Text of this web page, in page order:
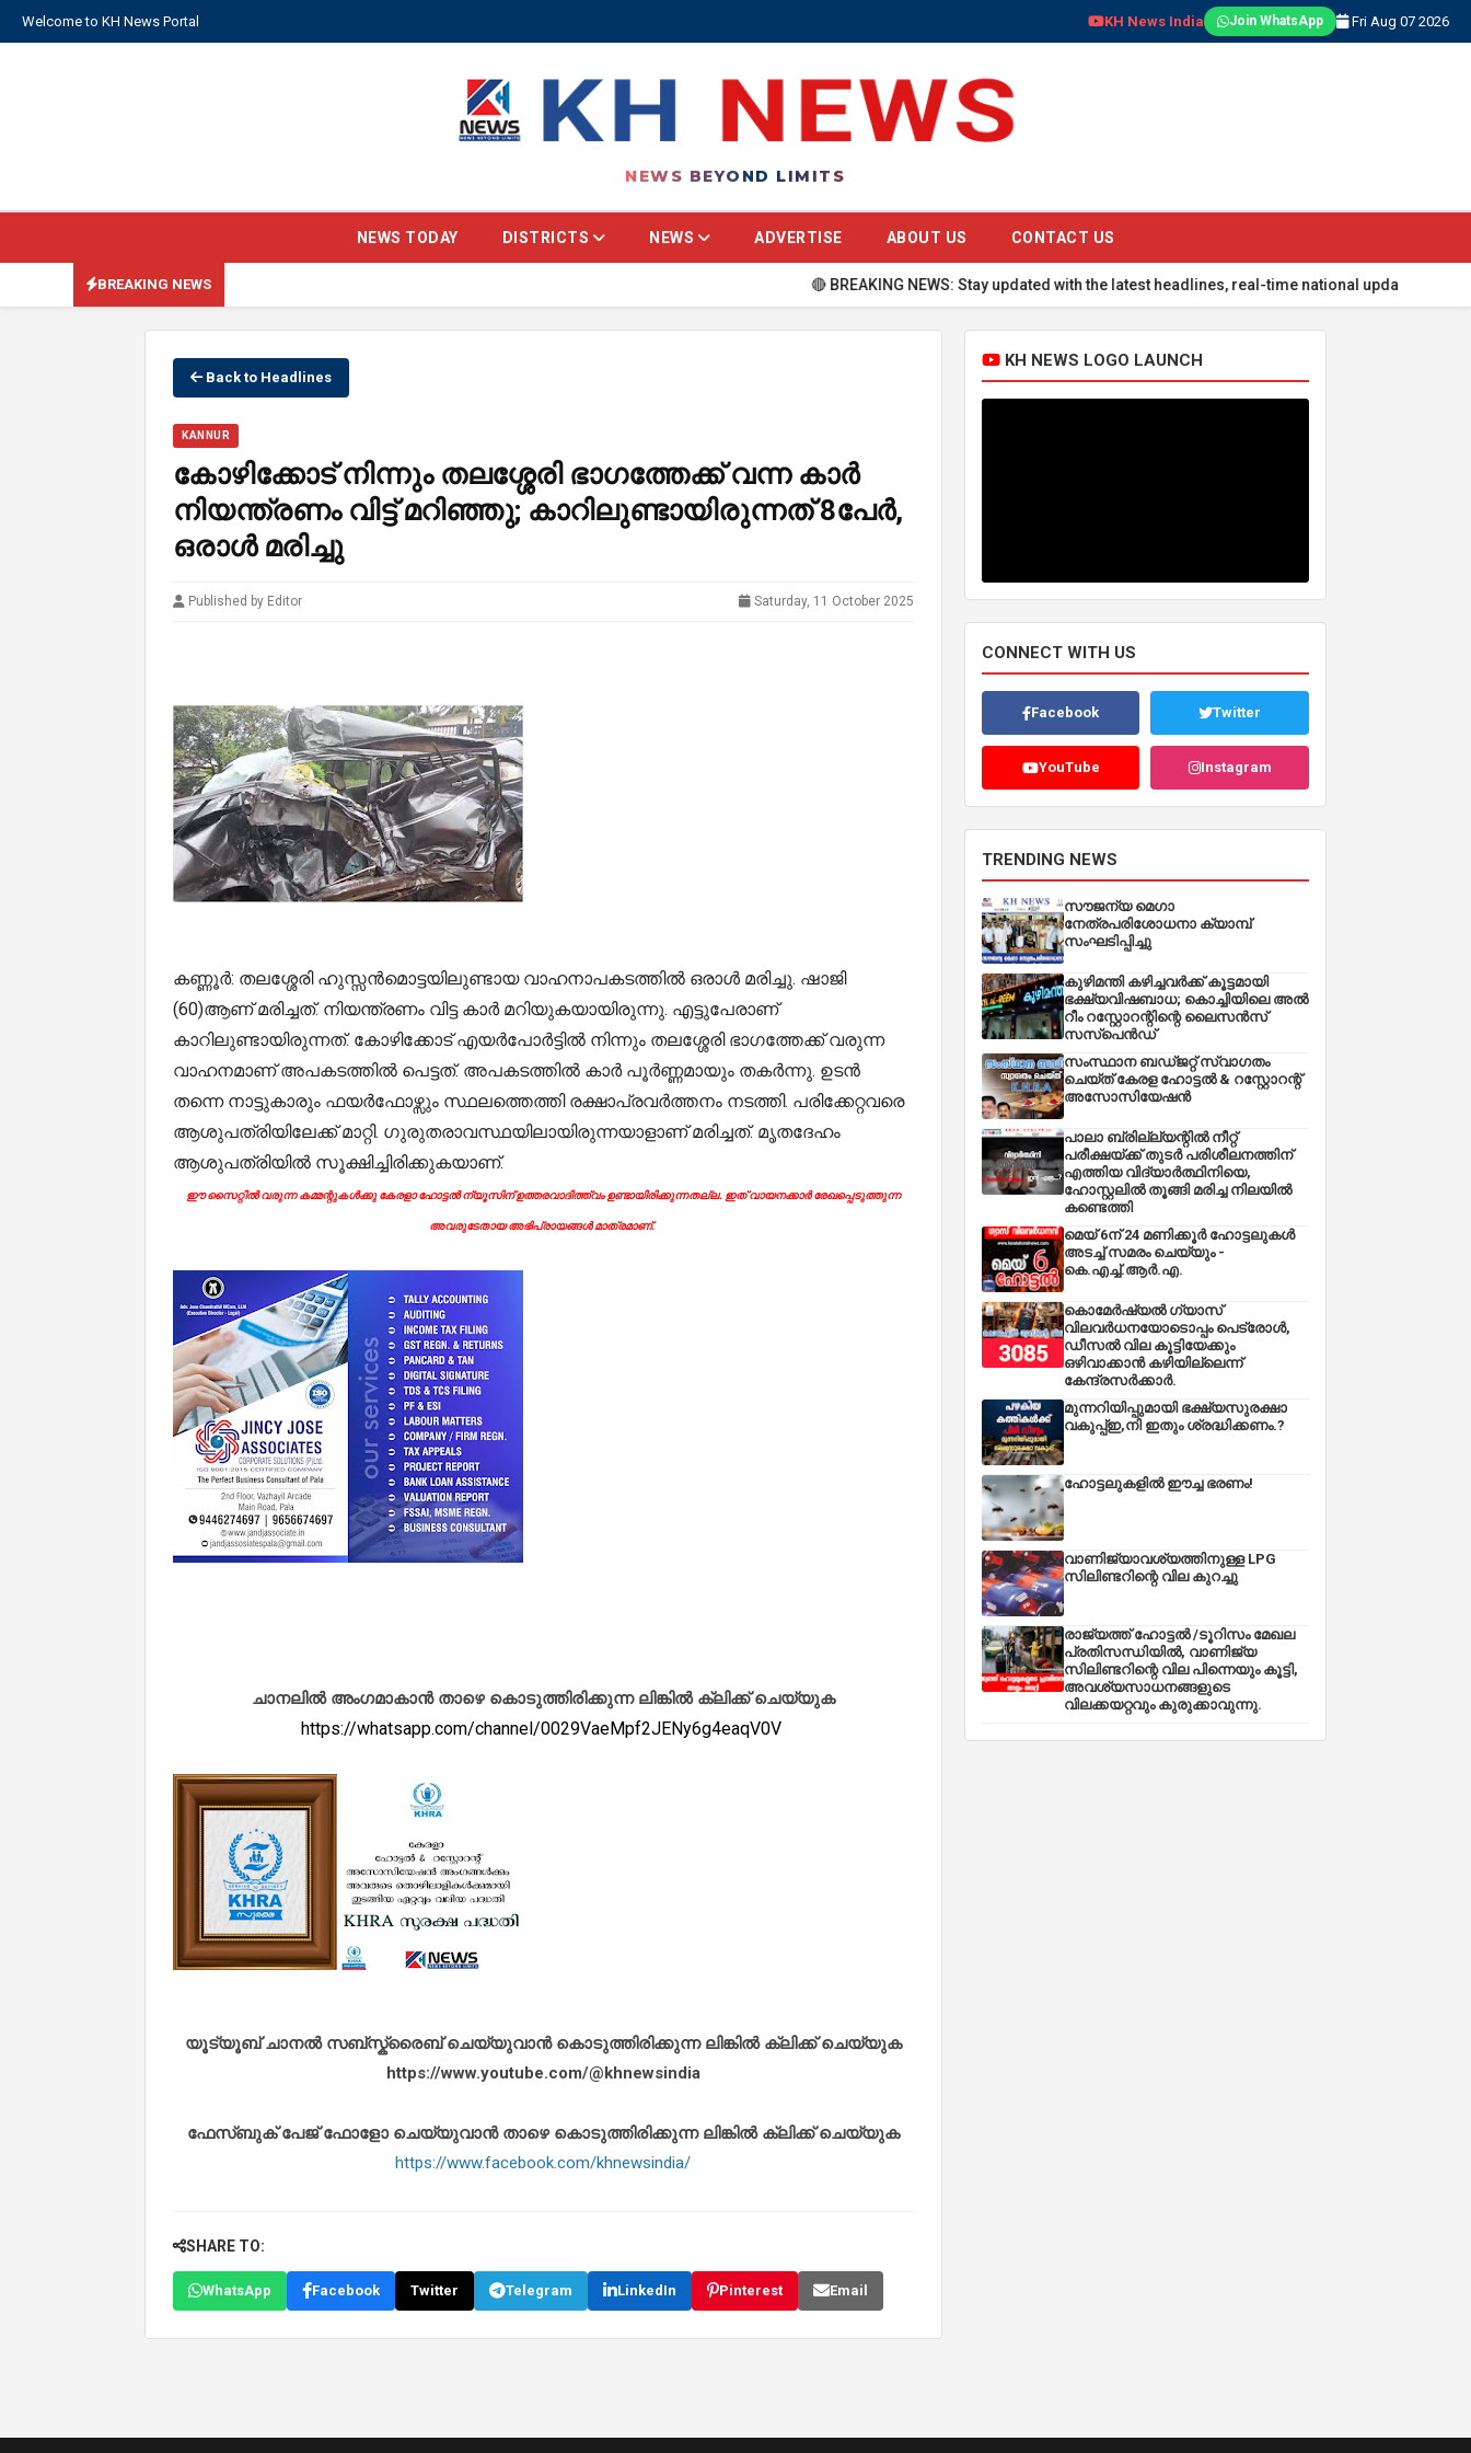
Welcome to KH News Portal KH News India Join WhatsApp Fri Aug 07 2026
NEWS BEYOND LIMITS
NEWS TODAY DISTRICTS NEWS ADVERTISE ABOUT US CONTACT US
BREAKING NEWS 🔴 BREAKING NEWS: Stay updated with the latest headlines, real-time national updates, global
Back to Headlines
KANNUR
കോഴിക്കോട് ‌നിന്നും തലശ്ശേരി ഭാഗത്തേക്ക് വന്ന കാർ
നിയന്ത്രണം വിട്ട് മറിഞ്ഞു; കാറിലുണ്ടായിരുന്നത് 8പേർ,
ഒരാൾ മരിച്ചു
Published by Editor Saturday, 11 October 2025
കണ്ണൂർ: തലശ്ശേരി ഹുസ്സൻമൊട്ടയിലുണ്ടായ വാഹനാപകടത്തിൽ ഒരാൾ മരിച്ചു. ഷാജി
(60)ആണ് മരിച്ചത്. നിയന്ത്രണം വിട്ട കാർ മറിയുകയായിരുന്നു. എട്ടുപേരാണ്
കാറിലുണ്ടായിരുന്നത്. കോഴിക്കോട് എയർപോർട്ടിൽ നിന്നും തലശ്ശേരി ഭാഗത്തേക്ക് വരുന്ന
വാഹനമാണ് അപകടത്തിൽ പെട്ടത്. അപകടത്തിൽ കാർ പൂർണ്ണമായും തകർന്നു. ഉടൻ
തന്നെ നാട്ടുകാരും ഫയർഫോഴ്സും സ്ഥലത്തെത്തി രക്ഷാപ്രവർത്തനം നടത്തി. പരിക്കേറ്റവരെ
ആശുപത്രിയിലേക്ക് മാറ്റി. ​ഗുരുതരാവസ്ഥയിലായിരുന്നയാളാണ് മരിച്ചത്. മൃതദേഹം
ആശുപത്രിയിൽ സൂക്ഷിച്ചിരിക്കുകയാണ്.
ഈ സൈറ്റിൽ വരുന്ന കമ്മന്റുകൾക്കു കേരളാ ഹോട്ടൽ ന്യൂസിന് ഉത്തരവാദിത്ത്വം ഉണ്ടായിരിക്കുന്നതല്ല. ഇത് വായനക്കാർ രേഖപ്പെടുത്തുന്ന
അവരുടേതായ അഭിപ്രായങ്ങൾ മാത്രമാണ്.
ചാനലിൽ അംഗമാകാൻ താഴെ കൊടുത്തിരിക്കുന്ന ലിങ്കിൽ ക്ലിക്ക് ചെയ്യുക
https://whatsapp.com/channel/0029VaeMpf2JENy6g4eaqV0V
യൂട്യൂബ് ചാനൽ സബ്സ്ക്രൈബ് ചെയ്യുവാൻ കൊടുത്തിരിക്കുന്ന ലിങ്കിൽ ക്ലിക്ക് ചെയ്യുക
https://www.youtube.com/@khnewsindia
ഫേസ്ബുക് പേജ് ഫോളോ ചെയ്യുവാൻ താഴെ കൊടുത്തിരിക്കുന്ന ലിങ്കിൽ ക്ലിക്ക് ചെയ്യുക
https://www.facebook.com/khnewsindia/
SHARE TO:
WhatsApp Facebook Twitter Telegram LinkedIn Pinterest Email
KH NEWS LOGO LAUNCH
CONNECT WITH US
Facebook Twitter
YouTube Instagram
TRENDING NEWS
സൗജന്യ മെഗാ
നേത്രപരിശോധനാ ക്യാമ്പ്
സംഘടിപ്പിച്ചു
കുഴിമന്തി കഴിച്ചവർക്ക് കൂട്ടമായി
ഭക്ഷ്യവിഷബാധ; കൊച്ചിയിലെ അൽ
റീം റസ്റ്റോറന്റിന്റെ ലൈസൻസ്
സസ്പെൻഡ്
സംസ്ഥാന ബഡ്‌ജറ്റ് സ്വാഗതം
ചെയ്ത് കേരള ഹോട്ടൽ & റസ്റ്റോറന്റ്
അസോസിയേഷൻ
പാലാ ബ്രില്ല്യന്റിൽ നീറ്റ്
പരീക്ഷയ്ക്ക് തുടർ പരിശീലനത്തിന്
എത്തിയ വിദ്യാർത്ഥിനിയെ,
ഹോസ്റ്റലിൽ തൂങ്ങി മരിച്ച നിലയിൽ
കണ്ടെത്തി
മെയ് 6ന് 24 മണിക്കൂർ ഹോട്ടലുകൾ
അടച്ച് സമരം ചെയ്യും -
കെ.എച്ച്.ആർ.എ.
കൊമേർഷ്യൽ ഗ്യാസ്
വിലവർധനയോടൊപ്പം പെട്രോൾ,
ഡീസല്‍ വില കൂട്ടിയേക്കും
ഒഴിവാക്കാന്‍ കഴിയില്ലെന്ന്
കേന്ദ്രസര്‍ക്കാര്‍.
മുന്നറിയിപ്പുമായി ഭക്ഷ്യസുരക്ഷാ
വകുപ്പ്ഇ,നി ഇതും ശ്രദ്ധിക്കണം.?
ഹോട്ടലുകളിൽ ഈച്ച ഭരണം!
വാണിജ്യാവശ്യത്തിനുള്ള LPG
സിലിണ്ടറിന്റെ വില കുറച്ചു
രാജ്യത്ത് ഹോട്ടൽ /ടൂറിസം മേഖല
പ്രതിസന്ധിയിൽ, വാണിജ്യ
സിലിണ്ടറിന്റെ വില പിന്നെയും കൂട്ടി,
അവശ്യസാധനങ്ങളുടെ
വിലക്കയറ്റവും കുരുക്കാവുന്നു.